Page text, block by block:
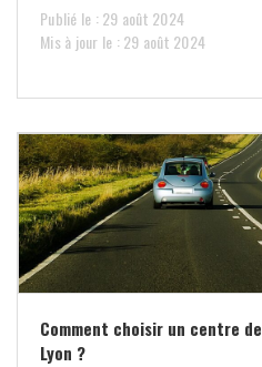
Publié le : 29 août 2024
Mis à jour le : 29 août 2024
Comment choisir un centre
Lyon ?